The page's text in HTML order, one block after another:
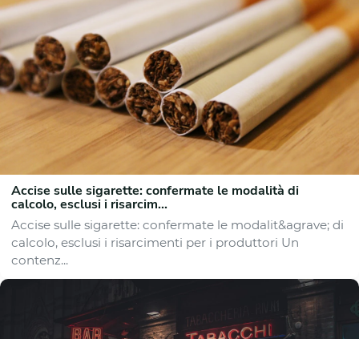
Accise sulle sigarette: confermate le modalità di
calcolo, esclusi i risarcim...
Accise sulle sigarette: confermate le modalit&agrave; di
calcolo, esclusi i risarcimenti per i produttori Un
contenz...